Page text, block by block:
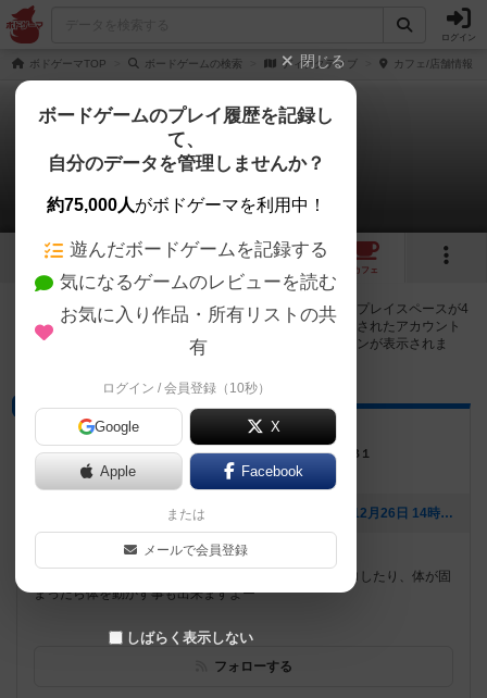
ログイン
ボドゲーマTOP ボードゲームの検索 ディテクティブ カフェ/店舗情報
ディテクティブ
4店のカフェ/スペースが提供中
3
カフェ
ディテクティブで遊ぶことができるボードゲームカフェ・プレイスペースが4
店登録されています。公開プロフィールの都道府県が設定されたアカウント
でログインすると、同じ都道府県内の店舗に絞り込むボタンが表示されま
プレイスペース
ボードゲーム道場
東京都中野区中野１−５５−２ パレス中村ⅡB１
[NEW] 「うちの子、考えていない気がする」（2025年12月26日 14時35分）
遊べるボードゲーム
670個
スポンジマットとちゃぶ台の広々スペース！！コロコロしたり、体が固
まったら体を動かす事も出来ますよー
フォローする
閉じる
ボードゲームのプレイ履歴を記録し
て、
自分のデータを管理しませんか？
約75,000人がボドゲーマを利用中！
遊んだボードゲームを記録する
気になるゲームのレビューを読む
お気に入り作品・所有リストの共
有
ログイン / 会員登録（10秒）
Google X
Apple Facebook
または
メールで会員登録
しばらく表示しない